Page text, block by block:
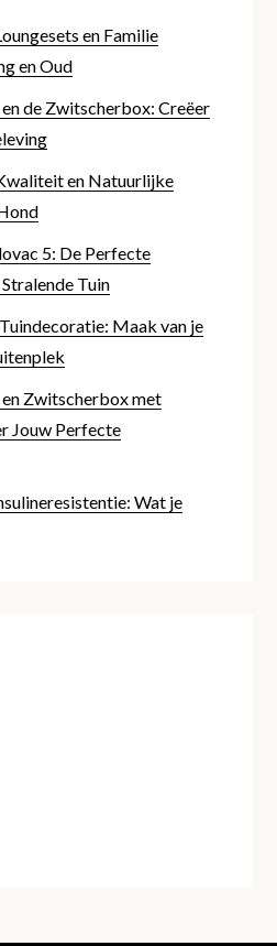
en Familie
en Oud
de Zwitscherbox: Creëer
en Natuurlijke
5: De Perfecte
Tuin
Maak van je
Zwitscherbox met
Jouw Perfecte
Wat je